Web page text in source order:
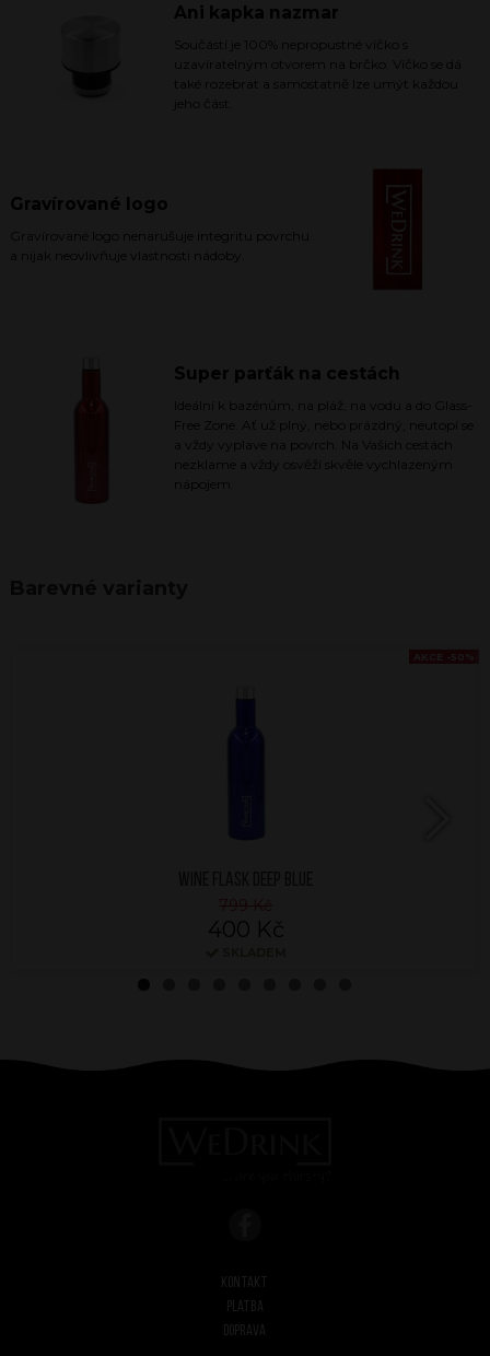
Ani kapka nazmar
Součástí je 100% nepropustné víčko s
uzavíratelným otvorem na brčko. Víčko se dá
také rozebrat a samostatně lze umýt každou
jeho část.
Gravírované logo
Gravírované logo nenarušuje integritu povrchu
a nijak neovlivňuje vlastnosti nádoby.
Super parťák na cestách
Ideální k bazénům, na pláž, na vodu a do Glass-
Free Zone. Ať už plný, nebo prázdný, neutopí se
a vždy vyplave na povrch. Na Vašich cestách
nezklame a vždy osvěží skvěle vychlazeným
nápojem.
400 Kč
Kontakt
Platba
Doprava